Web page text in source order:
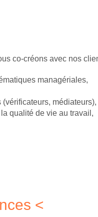
co-créons avec nos
managériales,
médiateurs),
qualité de vie au travail,
<